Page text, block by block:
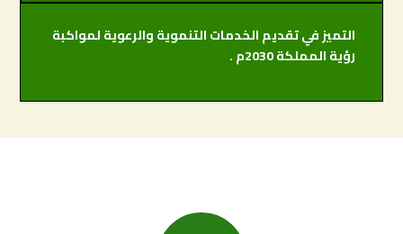
التميز في تقديم الخدمات التنموية والرعوية لمواكبة
رؤية المملكة 2030م .